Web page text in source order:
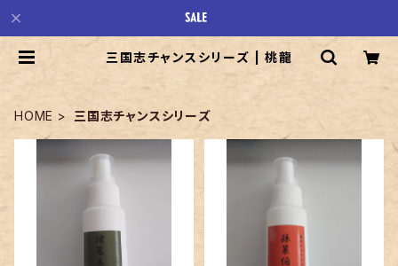
三国志チャンスシリーズ | 桃龍
HOME 三国志チャンスシリーズ